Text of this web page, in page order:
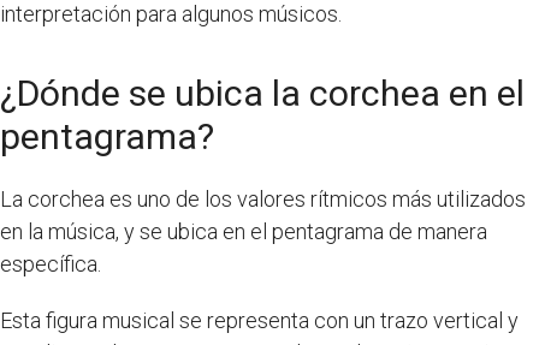
interpretación para algunos músicos.
¿Dónde se ubica la corchea en el
pentagrama?
La corchea es uno de los valores rítmicos más utilizados
en la música, y se ubica en el pentagrama de manera
específica.
Esta figura musical se representa con un trazo vertical y